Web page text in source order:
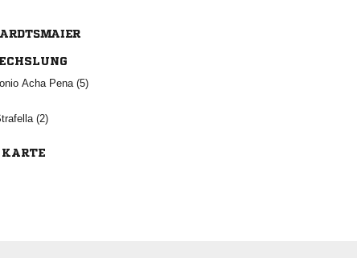
  

KARTE